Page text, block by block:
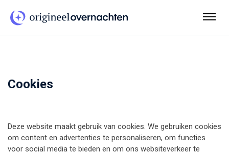
Cookies
Deze website maakt gebruik van cookies. We gebruiken cookies
om content en advertenties te personaliseren, om functies
voor social media te bieden en om ons websiteverkeer te